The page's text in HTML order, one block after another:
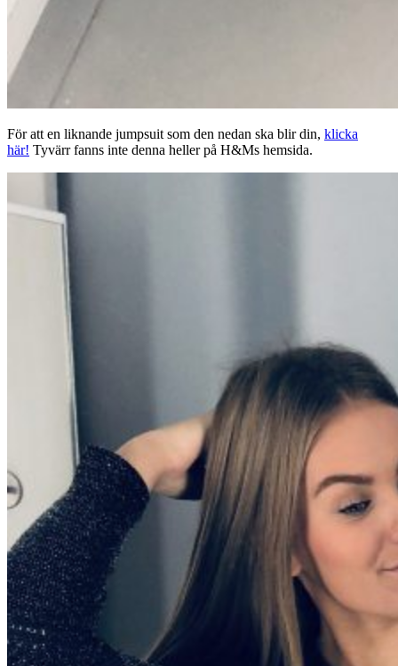
För att en liknande jumpsuit som den nedan ska blir din, klicka
här! Tyvärr fanns inte denna heller på H&Ms hemsida.